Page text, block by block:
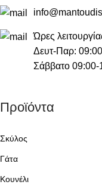
Ώρες
Δευτ-Παρ:
Σάββατο 09:00-
Προϊόντα
Σκύλος
Γάτα
Κουνέλι